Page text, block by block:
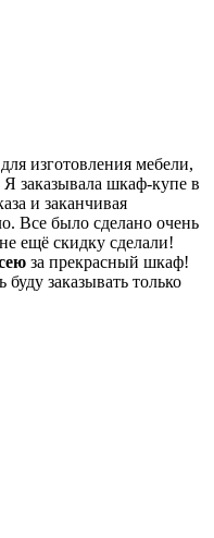
изготовления мебели,
заказывала шкаф-купе в
и заканчивая
Все было сделано очень
ещё скидку сделали!
за прекрасный шкаф!
заказывать только